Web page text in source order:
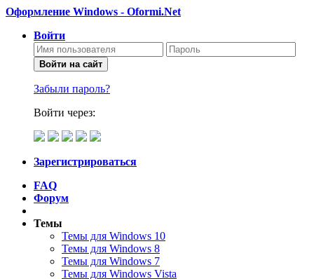
Оформление Windows - Oformi.Net
Войти
Войти на сайт
Забыли пароль?
Войти через:
Зарегистрироваться
FAQ
Форум
Темы
Темы для Windows 10
Темы для Windows 8
Темы для Windows 7
Темы для Windows Vista